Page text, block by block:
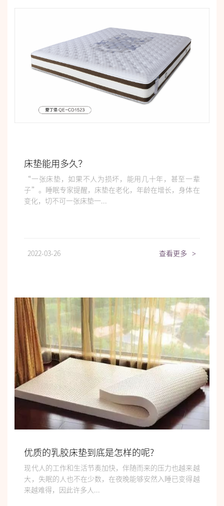
床垫能用多久？
“一张床垫，如果不人为损坏，能用几十年，甚至一辈
子”。睡眠专家提醒，床垫在老化，年龄在增长，身体在
变化，切不可一张床垫一...
2022-03-26 查看更多 >
优质的乳胶床垫到底是怎样的呢?
现代人的工作和生活节奏加快，伴随而来的压力也越来越
大，失眠的人也不在少数，在夜晚能够安然入睡已变得越
来越难得，因此许多人...